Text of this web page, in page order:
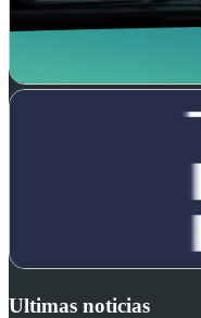
Ultimas noticias